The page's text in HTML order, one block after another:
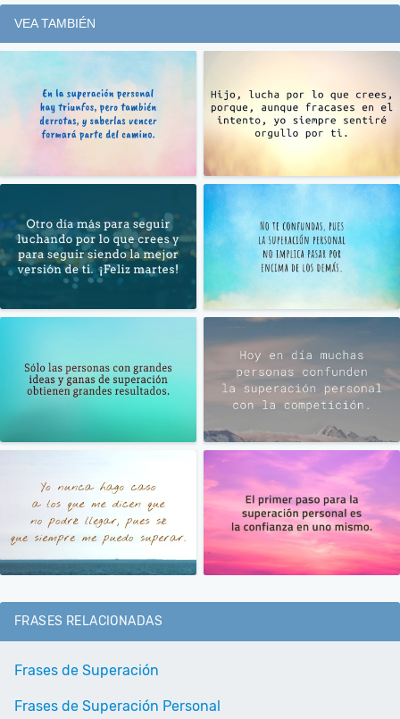
VEA TAMBIÉN
FRASES RELACIONADAS
Frases de Superación
Frases de Superación Personal